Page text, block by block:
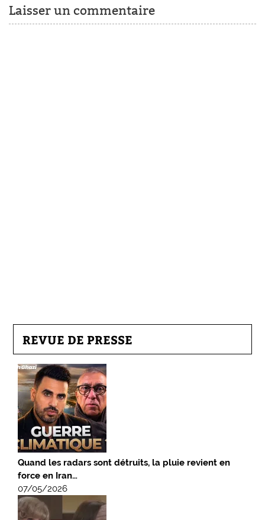
Laisser un commentaire
REVUE DE PRESSE
Quand les radars sont détruits, la pluie revient en
force en Iran…
07/05/2026